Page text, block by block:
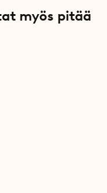
myös pitää